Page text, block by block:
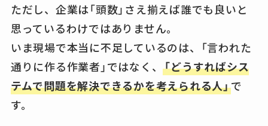
ただし、企業は「頭数」さえ揃えば誰でも良いと
思っているわけではありません。
いま現場で本当に不足しているのは、「言われた
通りに作る作業者」ではなく、「どうすればシス
テムで問題を解決できるかを考えられる人」で
す。